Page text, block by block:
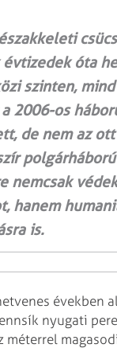
óta
szinten,
2006-os
de nem az
nemcsak
hanem
is.
években
nyugati
mé­terrel